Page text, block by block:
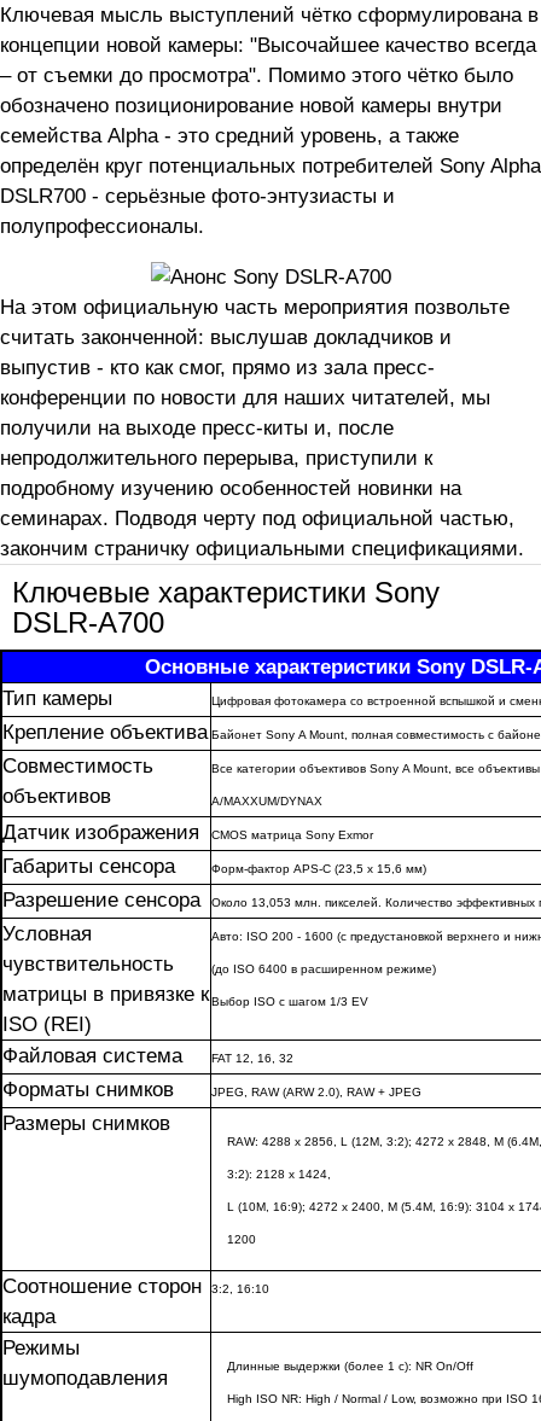
Ключевая мысль выступлений чётко сформулирована в
концепции новой камеры: "Высочайшее качество всегда
– от съемки до просмотра". Помимо этого чётко было
обозначено позиционирование новой камеры внутри
семейства Alpha - это средний уровень, а также
определён круг потенциальных потребителей Sony Alpha
DSLR700 - серьёзные фото-энтузиасты и
полупрофессионалы.
На этом официальную часть мероприятия позвольте
считать законченной: выслушав докладчиков и
выпустив - кто как смог, прямо из зала пресс-
конференции по новости для наших читателей, мы
получили на выходе пресс-киты и, после
непродолжительного перерыва, приступили к
подробному изучению особенностей новинки на
семинарах. Подводя черту под официальной частью,
закончим страничку официальными спецификациями.
Ключевые характеристики Sony
DSLR-A700
Основные характеристики Sony DSLR-
Тип камеры
Цифровая фотокамера со встроенной вспышкой и
Крепление объектива Байонет Sony Α Mount, полная совместимость с
Совместимость
объективов
Все категории объективов Sony Α Mount, все
Α/MAXXUM/DYNAX
Датчик изображения CMOS матрица Sony Exmor
Габариты сенсора Форм-фактор APS-C (23,5 x 15,6 мм)
Разрешение сенсора Около 13,053 млн. пикселей. Количество эффективных
Условная
чувствительность
матрицы в привязке к
ISO (REI)
Авто: ISO 200 - 1600 (с предустановкой верхнего и
(до ISO 6400 в расширенном режиме)
Выбор ISO с шагом 1/3 EV
Файловая система FAT 12, 16, 32
Форматы снимков JPEG, RAW (ARW 2.0), RAW + JPEG
Размеры снимков
RAW: 4288 x 2856, L (12M, 3:2); 4272 x 2848, M
3:2): 2128 x 1424,
L (10M, 16:9); 4272 x 2400, M (5.4M, 16:9): 3104 x
1200
Соотношение сторон
кадра
3:2, 16:10
Режимы
шумоподавления
Длинные выдержки (более 1 с): NR On/Off
High ISO NR: High / Normal / Low, возможно при ISO